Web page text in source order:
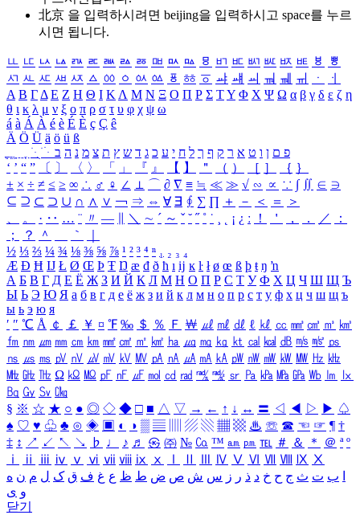
北京 을 입력하시려면 beijing을 입력하시고 space를 누르
시면 됩니다.
ㅥ ㅦ ㅧ ㅨ ㅩ ㅪ ㅫ ㅬ ㅭ ㅮ ㅯ ㅰ ㅱ ㅲ ㅳ ㅴ ㅵ ㅶ ㅷ ㅸ
ㅹ
ㅺ ㅻ ㅼ ㅽ ㅾ ㅿ ㆀ ㆁ ㆂ ㆃ ㆄ ㆅ ㆆ ㆇ ㆈ ㆉ ㆊ ㆋ ㆌ ㆍ
ㆎ
Α Β ΓΔ Ε Ζ Η Θ Ι ΚΛ Μ Ν Ξ Ο Π Ρ Σ ΤΥ Φ Χ Ψ Ω α β γ δ ε ζ η
θ ι κ λ μ ν ξ ο π ρ σ τ υ φ χ ψ ω
á à Á À é è É È ç Ç ê
Ä Ö Ü ä ö ü ß
ִֶֹ ֻּ ׁׂ פ ם ן ו ט א ר ק ף ך ל ח י ע כ ג ד ש ץ ת צ מ נ ה ב
‘ ’ “ ” 〔 〕 〈 〉 「 」 『 』 【 】 ＂ （ ） ［ ］ ｛ ｝
± × ÷ ≠ ≤ ≥ ∞ ∴ ♂ ♀ ∠ ⊥ ⌒ ∂ ∇ ≡ ≒ ≪ ≫ √ ∽ ∝ ∵ ∫ ∬ ∈ ∋
⊆ ⊇ ⊂ ⊃ ∪ ∩ ∧ ∨ ￢ ⇒ ⇔ ∀ ∃ ∮ ∑ ∏ ＋ － ＜ ＝
＞
、
。 · ‥ … ¨ 〃 ― ＼ ∼ ´ ～ ˇ ˘ ˝ ˚ ˙ ¸ ¡ ¿ ː ！ ＇ ， ． ／
：
；
？ ＾ ｀
½ ⅓ ⅔ ¼ ¾ ⅛ ⅜ ⅝ ⅞ ¹ ² ³ ⁴ ⁿ ₁ ₂ ₃ ₄
Æ Ð Ħ Ĳ Ł Ø Œ Þ Ŧ Ŋ æ đ ð ħ ı ĳ ĸ ŀ ł ø œ ß þ ŧ ŋ ŉ
А Б В Г Д Е Ё Ж З И Й К Л М Н О П Р С Т У Ф Х Ц Ч Ш Щ Ъ
Ы Ь Э Ю Я а б в г д е ё ж з и й к л м н о п р с т у ф х ц ч ш щ ъ
ы ь э ю я
′ ″ ℃ Å ￠ ￡ ￥ ¤ ℉ ‰ ＄ ％ Ｆ ￦ ㎕ ㎖ ㎗ ℓ ㎘ ㏄ ㎣ ㎤ ㎥ ㎦
㎙ ㎚ ㎛ ㎜ ㎝ ㎞ ㎟ ㎠ ㎡ ㎢ ㏊ ㎍ ㎎ ㎏ ㏏ ㎈ ㎉ ㏈ ㎧ ㎨ ㎰
㎱ ㎲ ㎳ ㎴ ㎵ ㎶ ㎷ ㎸ ㎹ ㎀ ㎁ ㎂ ㎃ ㎄ ㎺ ㎻ ㎽ ㎾ ㎿ ㎐ ㎑
㎒ ㎓ ㎔ Ω ㏀ ㏁ ㎊ ㎋ ㎌ ㏖ ㏅ ㎭ ㎮ ㎯ ㏛ ㎩ ㎪ ㎫ ㎬ ㏝ ㏐
㏓
㏃ ㏉ ㏜ ㏆
§ ※ ☆ ★ ○ ● ◎ ◇ ◆ □ ■ △ ▽ → ← ↑ ↓ ↔ 〓 ◁ ◀ ▷ ▶ ♤
♠ ♡ ♥ ♧ ♣ ⊙ ◈ ▣ ◐ ◑ ▒ ▤ ▨ ▧ ▦ ▩ ♨ ☏ ☎ ☜ ☞ ¶ †
‡ ↕ ↗ ↙ ↖ ↘ ♭ ♩ ♪ ♬ ㉿ ㈜ № ㏇ ™ ㏂ ㏘ ℡ ＃ ＆ ＊ ＠ ª º
ⅰ
ⅱ ⅲ ⅳ ⅴ ⅵ ⅶ ⅷ ⅸ ⅹ Ⅳ Ⅴ Ⅵ Ⅶ Ⅷ Ⅸ Ⅹ
ب ت ث ج ح خ د ذ ر ز س ش ص ض ط ظ ع غ ف ق ک ل م ن ه
و ی
닫기